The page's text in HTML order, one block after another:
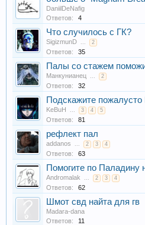
DaniilDeNafig
Ответов:
4
Что случилось с ГК?
SigizmunD ... 2
Ответов: 35
Палы со стажем
Манкунианец ... 2
Ответов: 32
Подскажите пожалусто
KeBuH ... 3 4 5
Ответов: 81
рефлект пал
addanos ... 2 3 4
Ответов: 63
Помогите по Паладину
Andromalak ... 2 3 4
Ответов: 62
Шмот свд найта для гв
Madara-dana
Ответов:
11